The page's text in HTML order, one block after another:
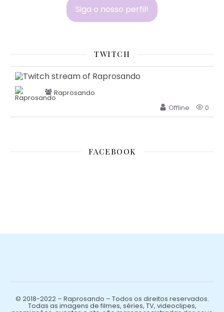
Siga o nosso perfil!
TWITCH
Raprosando
Offline
0
FACEBOOK
© 2018-2022 – Raprosando – Todos os direitos reservados.
Todas as imagens de filmes, séries, TV, videoclipes,